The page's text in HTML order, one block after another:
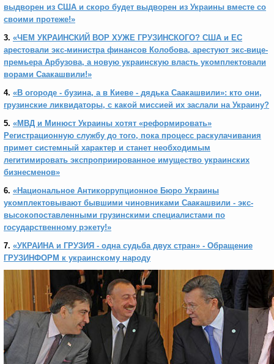
выдворен из США и скоро будет выдворен из Украины вместе со
своими протеже!»
3. «ЧЕМ УКРАИНСКИЙ ВОР ХУЖЕ ГРУЗИНСКОГО? США и ЕС
арестовали экс-министра финансов Колобова, арестуют экс-вице-
премьера Арбузова, а новую украинскую власть укомплектовали
ворами Саакашвили!»
4. «В огороде - бузина, а в Киеве - дядька Саакашвили»: кто они,
грузинские ликвидаторы, с какой миссией их заслали на Украину?
5. «МВД и Минюст Украины хотят «реформировать»
Регистрационную службу до того, пока процесс раскулачивания
примет системный характер и станет необходимым
легитимировать экспроприированное имущество украинских
бизнесменов»
6. «Национальное Антикоррупционное Бюро Украины
укомплектовывают бывшими чиновниками Саакашвили - экс-
высокопоставленными грузинскими специалистами по
государственному рэкету!»
7. «УКРАИНА и ГРУЗИЯ - одна судьба двух стран» - Обращение
ГРУЗИНФОРМ к украинскому народу